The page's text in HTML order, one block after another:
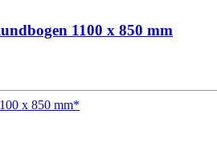
1100 x 850 mm